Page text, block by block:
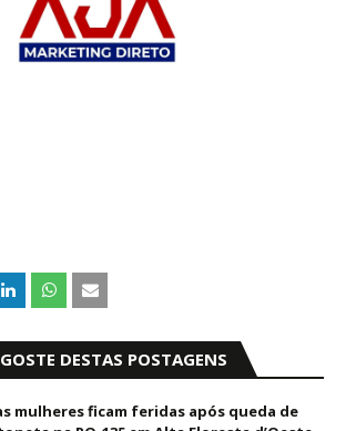
DESTAS POSTAGENS
mulheres ficam feridas após queda de